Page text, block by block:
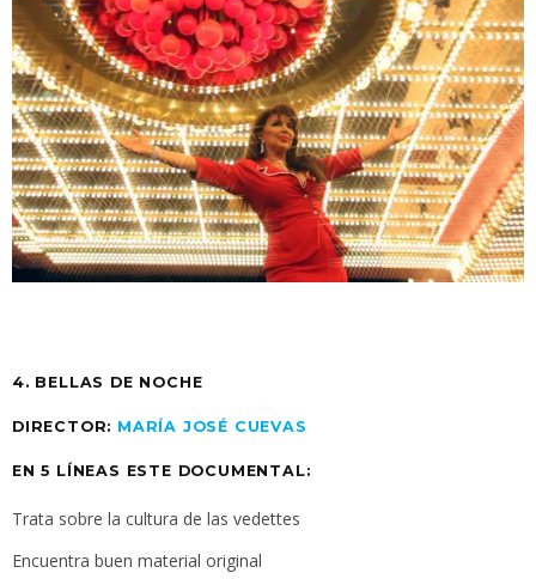
4. BELLAS DE NOCHE
DIRECTOR: MARÍA JOSÉ CUEVAS
EN 5 LÍNEAS ESTE DOCUMENTAL:
Trata sobre la cultura de las vedettes
Encuentra buen material original